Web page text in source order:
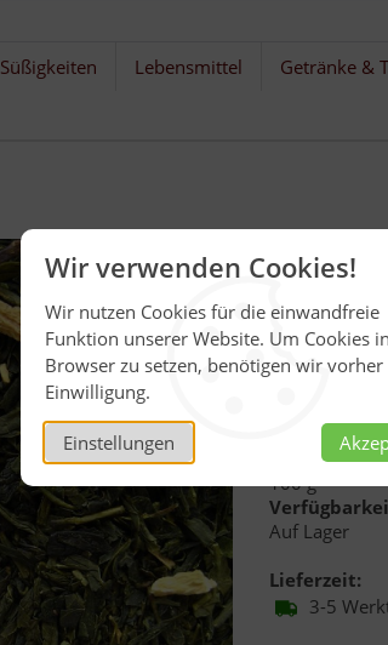
Wir verwenden Cookies!
Wir nutzen Cookies für die einwandfreie
Funktion unserer Website. Um Cookies
Browser zu setzen, benötigen wir vorher
Einwilligung.
Einstellungen
Süßigkeiten Lebensmittel Getränke &
Aromatisierter
Ginseng-
Ziehzeit: 2
Menge:
100 g
Auf Lager
Lieferzeit:
3-5